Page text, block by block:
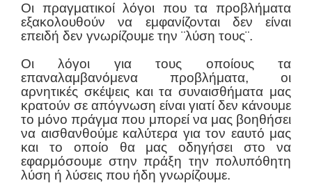
Οι πραγματικοί λόγοι που τα προβλήματα
εξακολουθούν να εμφανίζονται δεν είναι
επειδή δεν γνωρίζουμε την ¨λύση τους¨.
Οι λόγοι για τους οποίους τα
επαναλαμβανόμενα προβλήματα, οι
αρνητικές σκέψεις και τα συναισθήματα μας
κρατούν σε απόγνωση είναι γιατί δεν κάνουμε
το μόνο πράγμα που μπορεί να μας βοηθήσει
να αισθανθούμε καλύτερα για τον εαυτό μας
και το οποίο θα μας οδηγήσει στο να
εφαρμόσουμε στην πράξη την πολυπόθητη
λύση ή λύσεις που ήδη γνωρίζουμε.